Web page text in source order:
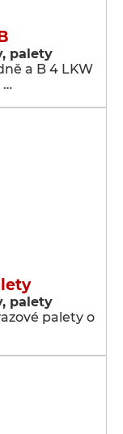
palety
a B 4 LKW
…
palety
palety o